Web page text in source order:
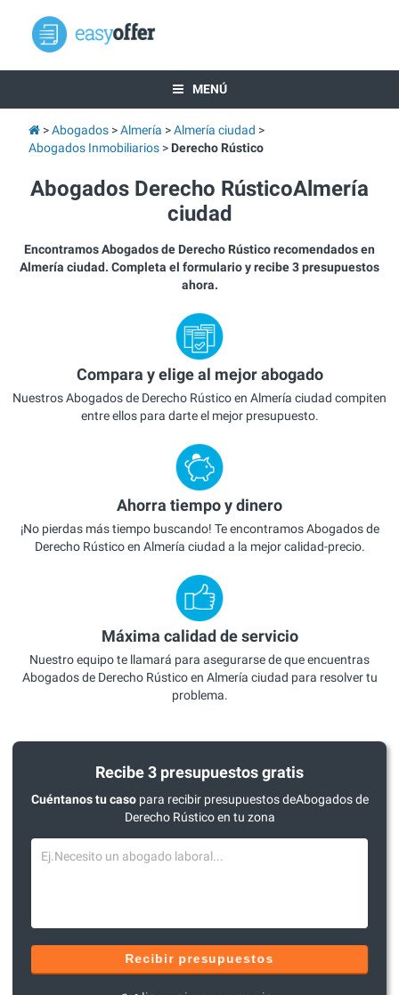
MENÚ
Abogados Almería
Almería ciudad
Abogados Inmobiliarios
Derecho Rústico
Abogados Derecho RústicoAlmería
ciudad
Encontramos Abogados de Derecho Rústico recomendados en
Almería ciudad. Completa el formulario y recibe 3 presupuestos
ahora.
Compara y elige al mejor abogado
Nuestros Abogados de Derecho Rústico en Almería ciudad compiten
entre ellos para darte el mejor presupuesto.
Ahorra tiempo y dinero
¡No pierdas más tiempo buscando! Te encontramos Abogados de
Derecho Rústico en Almería ciudad a la mejor calidad-precio.
Máxima calidad de servicio
Nuestro equipo te llamará para asegurarse de que encuentras
Abogados de Derecho Rústico en Almería ciudad para resolver tu
problema.
Recibe 3 presupuestos gratis
Cuéntanos tu casopara recibir presupuestos deAbogados de
Derecho Rústico en tu zona
Recibir presupuestos